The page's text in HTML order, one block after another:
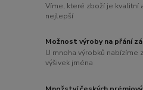
Víme, které zboží je kvalitní
nejlepší
Možnost výroby na přání
U mnoha výrobků nabízíme
výšivek jména